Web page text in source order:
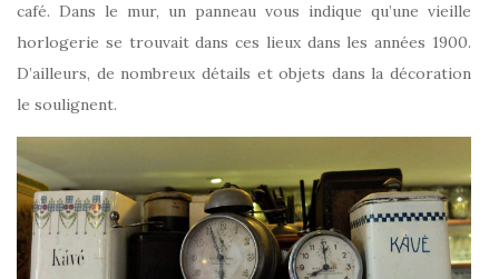
café. Dans le mur, un panneau vous indique qu’une vieille
horlogerie se trouvait dans ces lieux dans les années 1900.
D’ailleurs, de nombreux détails et objets dans la décoration
le soulignent.